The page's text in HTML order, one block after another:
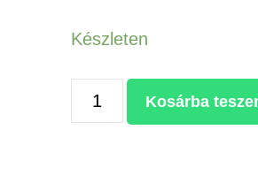
Készleten
FREESUB
PD220
Kosárba